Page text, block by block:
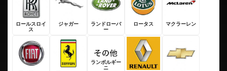
ロールスロイ
ス
ジャガー
ランドローバ
ー
ロータス マクラーレン
ランボルギー
ニ